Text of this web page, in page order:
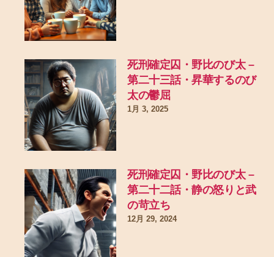
死刑確定囚・野比のび太 –
第二十三話・昇華するのび
太の鬱屈
1月 3, 2025
死刑確定囚・野比のび太 –
第二十二話・静の怒りと武
の苛立ち
12月 29, 2024